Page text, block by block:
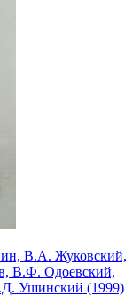
В.А. Жуковский,
В.Ф. Одоевский,
Ушинский (1999)